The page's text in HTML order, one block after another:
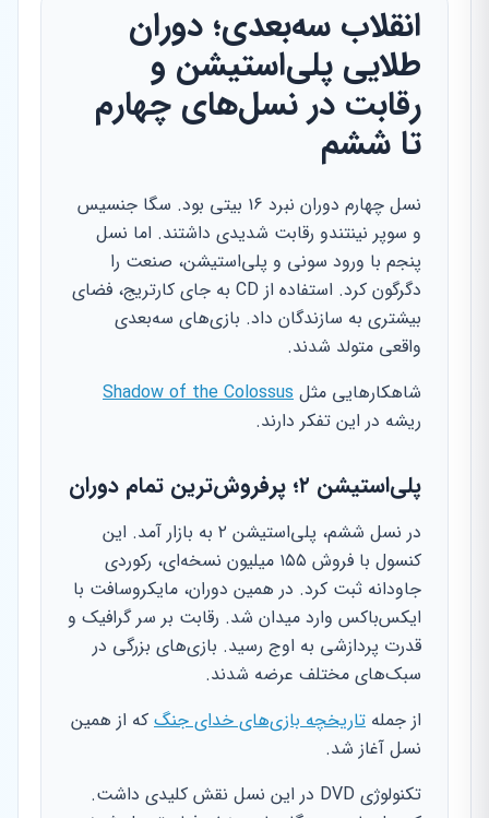
انقلاب سه‌بعدی؛ دوران
طلایی پلی‌استیشن و
رقابت در نسل‌های چهارم
تا ششم
نسل چهارم دوران نبرد ۱۶ بیتی بود. سگا جنسیس
و سوپر نینتندو رقابت شدیدی داشتند. اما نسل
پنجم با ورود سونی و پلی‌استیشن، صنعت را
دگرگون کرد. استفاده از CD به جای کارتریج، فضای
بیشتری به سازندگان داد. بازی‌های سه‌بعدی
واقعی متولد شدند.
شاهکارهایی مثل Shadow of the Colossus
ریشه در این تفکر دارند.
پلی‌استیشن ۲؛ پرفروش‌ترین تمام دوران
در نسل ششم، پلی‌استیشن ۲ به بازار آمد. این
کنسول با فروش ۱۵۵ میلیون نسخه‌ای، رکوردی
جاودانه ثبت کرد. در همین دوران، مایکروسافت با
ایکس‌باکس وارد میدان شد. رقابت بر سر گرافیک و
قدرت پردازشی به اوج رسید. بازی‌های بزرگی در
سبک‌های مختلف عرضه شدند.
از جمله تاریخچه بازی‌های خدای جنگ که از همین
نسل آغاز شد.
تکنولوژی DVD در این نسل نقش کلیدی داشت.